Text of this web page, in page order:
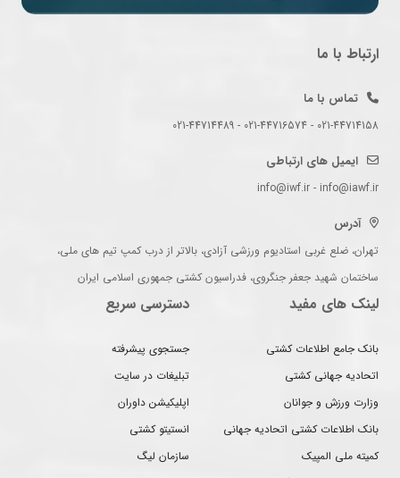
ارتباط با ما
تماس با ما
021-44714158 - 021-44716574 - 021-44714489
ایمیل های ارتباطی
info@iwf.ir - info@iawf.ir
آدرس
تهران، ضلع غربی استادیوم ورزشی آزادی، بالاتر از درب کمپ تیم های ملی،
ساختمان شهید جعفر جنگروی، فدراسیون کشتی جمهوری اسلامی ایران
لینک های مفید
بانک جامع اطلاعات کشتی
اتحادیه جهانی کشتی
وزارت ورزش و جوانان
بانک اطلاعات کشتی اتحادیه جهانی
کمیته ملی المپیک
دسترسی سریع
جستجوی پیشرفته
تبلیغات در سایت
اپلیکیشن داوران
انستیتو کشتی
سازمان لیگ